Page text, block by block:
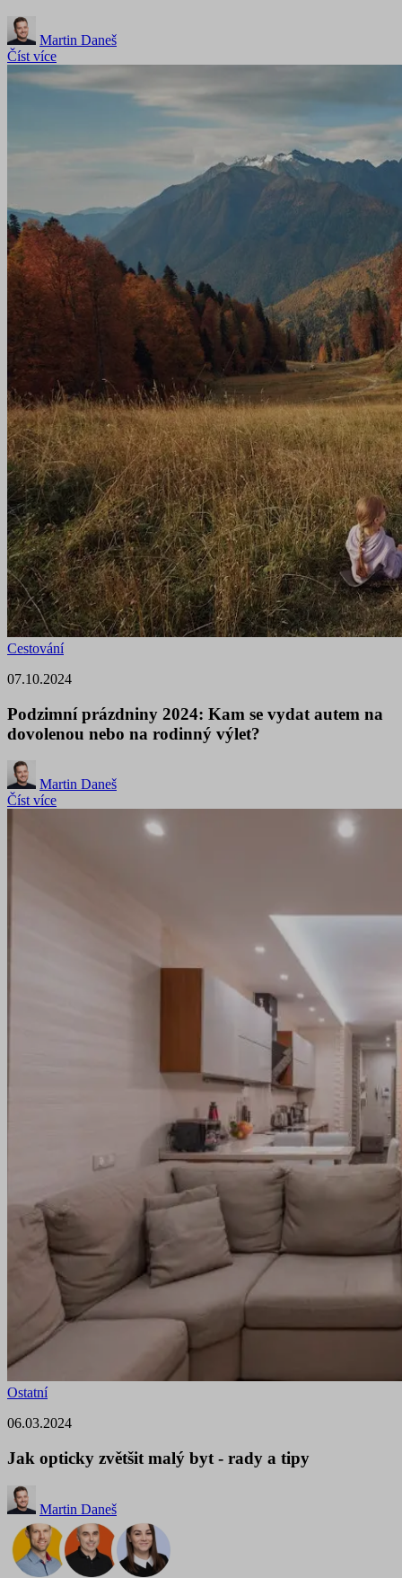
Martin Daneš
Číst více
Cestování
07.10.2024
Podzimní prázdniny 2024: Kam se vydat autem na
dovolenou nebo na rodinný výlet?
Martin Daneš
Číst více
Ostatní
06.03.2024
Jak opticky zvětšit malý byt - rady a tipy
Martin Daneš